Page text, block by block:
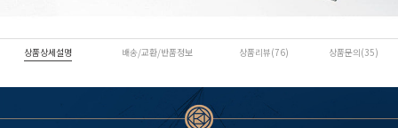
상품상세설명 배송/교환/반품정보 상품리뷰(76) 상품문의(35)